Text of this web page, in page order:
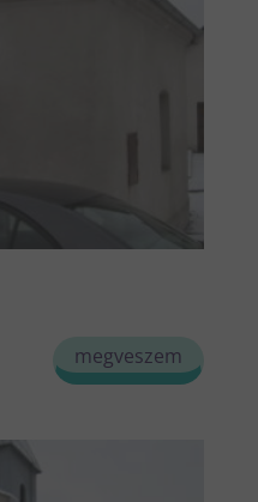
megveszem